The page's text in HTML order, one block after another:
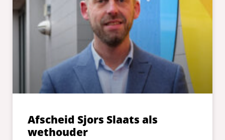
Afscheid Sjors Slaats als
wethouder